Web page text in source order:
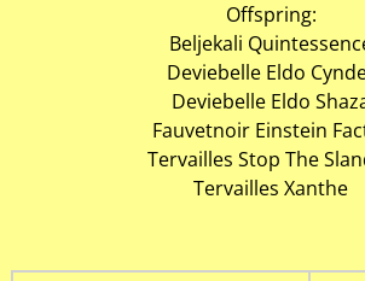
Offspring:
Beljekali
Deviebelle Eldo
Deviebelle Eldo
Fauvetnoir Einstein
Tervailles Stop The
Tervailles Xanthe